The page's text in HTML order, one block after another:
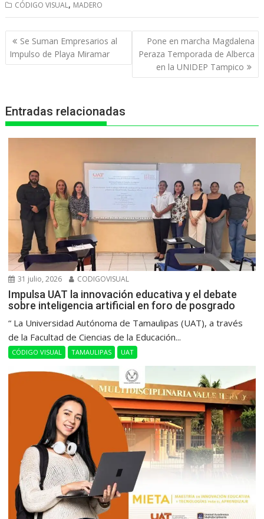
a
t
s
p
c
e
b
k
s
s
e
e
e
n
t
CÓDIGO VISUAL, MADERO
Navegación
de
entradas
Se Suman Empresarios al
Impulso de Playa Miramar
Pone en marcha Magdalena
Peraza Temporada de Alberca
en la UNIDEP Tampico
Entradas relacionadas
31 julio, 2026 CODIGOVISUAL
Impulsa UAT la innovación educativa y el debate
sobre inteligencia artificial en foro de posgrado
“ La Universidad Autónoma de Tamaulipas (UAT), a través
de la Facultad de Ciencias de la Educación...
CÓDIGO VISUAL TAMAULIPAS UAT